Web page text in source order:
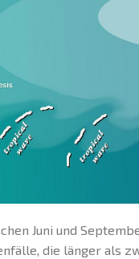
Juni und
die länger als